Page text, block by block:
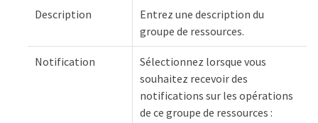
Description
Entrez une description du
groupe de ressources.
Notification
Sélectionnez lorsque vous
souhaitez recevoir des
notifications sur les opérations
de ce groupe de ressources :